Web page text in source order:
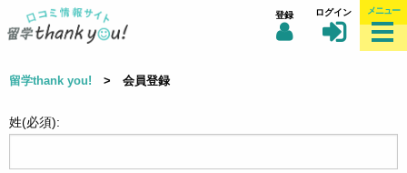
登録 ログイン メニュー
留学thank you! > 会員登録
姓(必須):